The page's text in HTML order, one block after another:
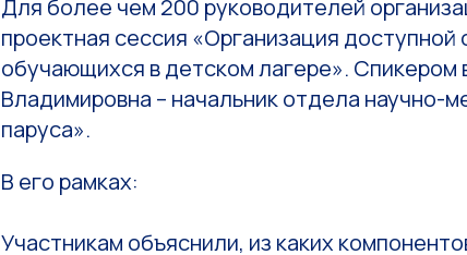
Для более чем 200 руководителей
проектная сессия «Организация
обучающихся в детском лагере».
Владимировна – начальник отдела
паруса».
В его рамках:
Участникам объяснили, из каких